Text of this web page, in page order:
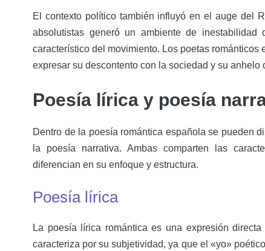
El contexto político también influyó en el auge del
absolutistas generó un ambiente de
característico del movimiento. Los poetas
expresar su descontento con la sociedad y su anhelo
Poesía lírica y poesía
Dentro de la poesía romántica española se pueden
la poesía narrativa. Ambas comparten las
diferencian en su enfoque y estructura.
Poesía lírica
La poesía lírica romántica es una expresión
caracteriza por su subjetividad, ya que el «yo»